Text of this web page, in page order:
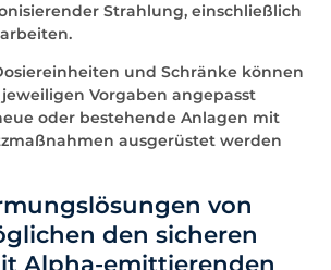
Strahlung, einschließlich
und Schränke können
Vorgaben angepasst
oder bestehende Anlagen mit
ausgerüstet werden
von
den sicheren
Alpha-emittierenden